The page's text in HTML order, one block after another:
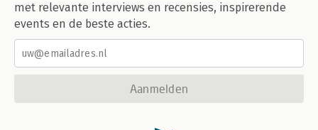
met relevante interviews en recensies, inspirerende
events en de beste acties.
Aanmelden